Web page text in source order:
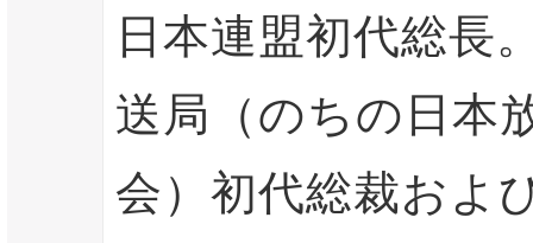
日本連盟初代総長
送局（のちの日本
会）初代総裁およ